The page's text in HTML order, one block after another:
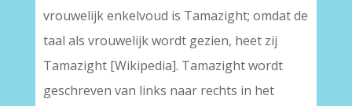
vrouwelijk enkelvoud is Tamazight; omdat de
taal als vrouwelijk wordt gezien, heet zij
Tamazight [Wikipedia]. Tamazight wordt
geschreven van links naar rechts in het